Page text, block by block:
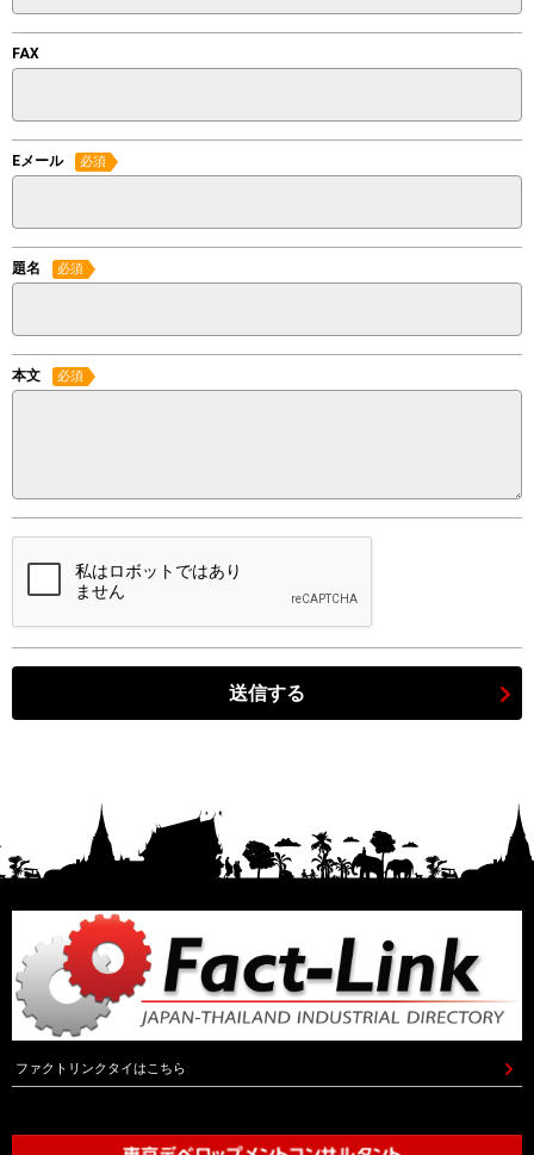
FAX
Eメール 必須
題名 必須
本文 必須
送信する
ファクトリンクタイはこちら